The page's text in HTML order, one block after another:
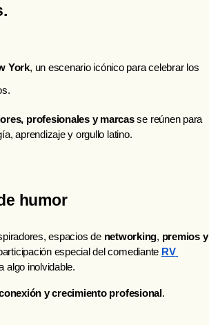
York, un escenario icónico para celebrar los
profesionales y marcas
aprendizaje y orgullo latino.
humor
espacios de networking, premios y
especial del comediante RV
algo inolvidable.
y crecimiento profesional .